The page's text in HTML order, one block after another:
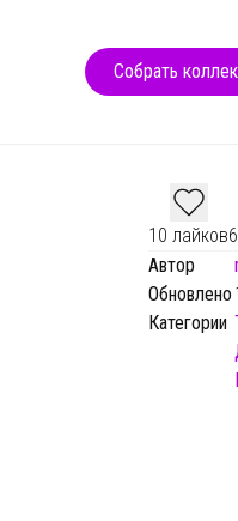
Собрать
10 лайков
Автор
Обновлено
Категории